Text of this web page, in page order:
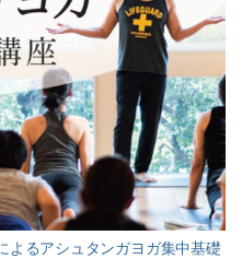
よるアシュタンガヨガ集中基礎